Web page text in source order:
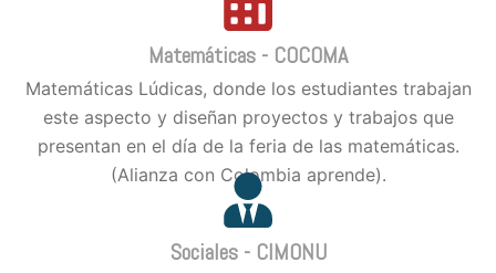
Matemáticas - COCOMA
Matemáticas Lúdicas, donde los estudiantes trabajan
este aspecto y diseñan proyectos y trabajos que
presentan en el día de la feria de las matemáticas.
(Alianza con Colombia aprende).
Sociales - CIMONU